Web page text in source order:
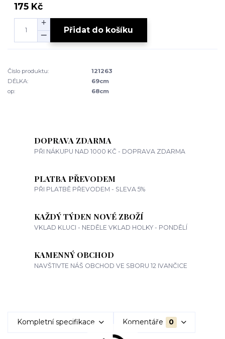
175 Kč
Přidat do košíku
Číslo produktu:
121263
DÉLKA:
69cm
op:
68cm
DOPRAVA ZDARMA
PŘI NÁKUPU NAD 1000 KČ - DOPRAVA ZDARMA
PLATBA PŘEVODEM
PŘI PLATBĚ PŘEVODEM - SLEVA 5%
KAŽDÝ TÝDEN NOVÉ ZBOŽÍ
VKLAD KLUCI - NEDĚLE VKLAD HOLKY - PONDĚLÍ
KAMENNÝ OBCHOD
NAVŠTIVTE NÁŠ OBCHOD VE SBORU 12 IVANČICE
Kompletní specifikace Komentáře 0